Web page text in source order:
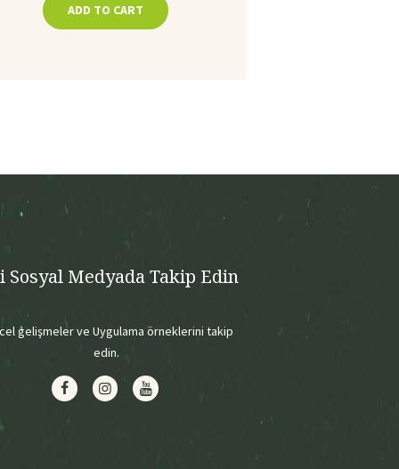
ADD TO CART
Sosyal Medyada Takip Edin
gelişmeler ve Uygulama örneklerini takip
edin.